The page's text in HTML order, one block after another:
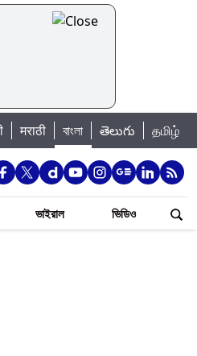
Eclipse 2026: অগাস্টের পূর্ণগ্রাস সূর্যগ্রহণ,
मराठी বাংলা తెలుగు தமிழ்
ভাইরাল ভিডিও